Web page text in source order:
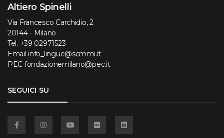
Altiero Spinelli
Via Francesco Carchidio, 2
20144 - Milano
Tel. +39 02971523
Email info_lingue@scmmi.it
PEC fondazionemilano@pec.it
SEGUICI SU